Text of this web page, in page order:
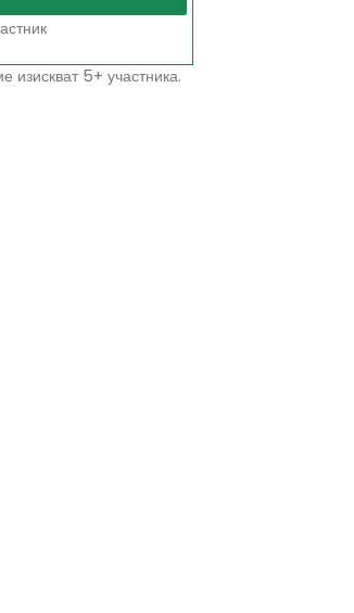
изискват 5+ участника.